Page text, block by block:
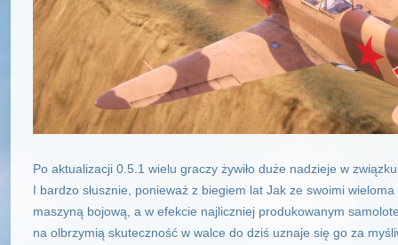
Po aktualizacji 0.5.1 wielu graczy żywiło duże nadzieje w
I bardzo słusznie, ponieważ z biegiem lat Jak ze swoimi
maszyną bojową, a w efekcie najliczniej produkowanym
na olbrzymią skuteczność w walce do dziś uznaje się go za